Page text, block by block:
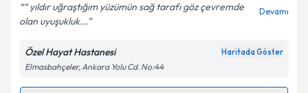
Metni'ni okudum ve kişisel verilerimin belirtilen
kapsamda işlenmesini kabul ediyorum.
“ yıldır uğraştığım yüzümün sağ tarafı göz çevremde
olan uyuşukluk...
Devamı
Özel Hayat Hastanesi Haritada Göster
Elmasbahçeler, Ankara Yolu Cd. No:44